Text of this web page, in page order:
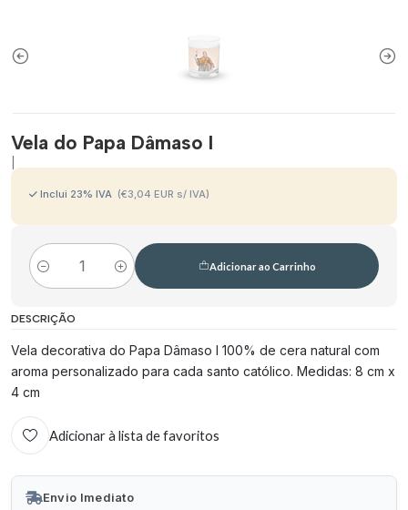
Vela do Papa Dâmaso I
Inclui 23% IVA (€3,04 EUR s/ IVA)
Quantidade
Adicionar ao Carrinho
DESCRIÇÃO
Vela decorativa do Papa Dâmaso I 100% de cera natural com
aroma personalizado para cada santo católico. Medidas: 8 cm x
4 cm
Adicionar à lista de favoritos
Envio Imediato